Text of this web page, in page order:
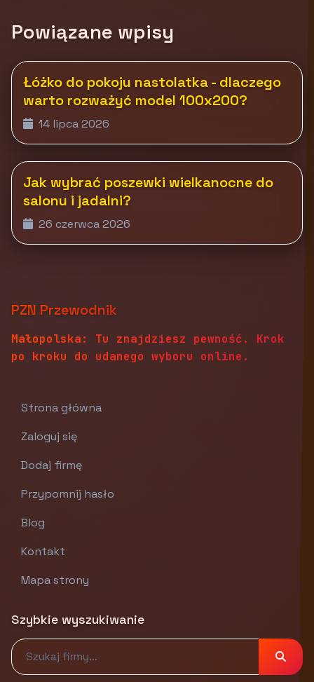
Powiązane wpisy
Łóżko do pokoju nastolatka - dlaczego
warto rozważyć model 100x200?
14 lipca 2026
Jak wybrać poszewki wielkanocne do
salonu i jadalni?
26 czerwca 2026
PZN Przewodnik
Małopolska: Tu znajdziesz pewność. Krok
po kroku do udanego wyboru online.
Strona główna
Zaloguj się
Dodaj firmę
Przypomnij hasło
Blog
Kontakt
Mapa strony
Szybkie wyszukiwanie